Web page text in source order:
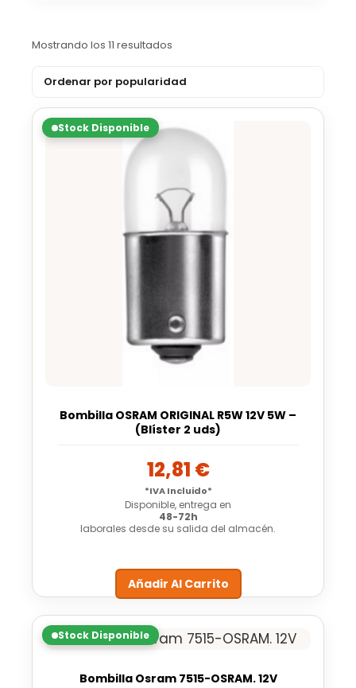
Mostrando los 11 resultados
Bombilla OSRAM ORIGINAL R5W 12V 5W –
(Blíster 2 uds)
12,81 €
*IVA Incluido*
Disponible, entrega en
48-72h
laborales desde su salida del almacén.
Stock Disponible
Añadir Al Carrito
Bombilla Osram 7515-OSRAM. 12V
Stock Disponible